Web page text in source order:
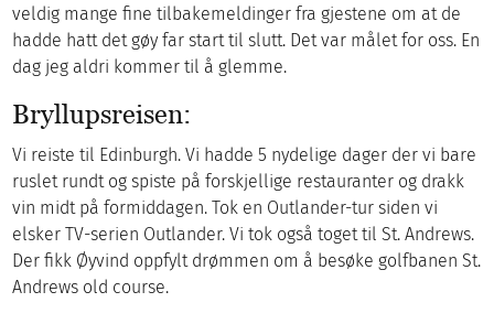
veldig mange fine tilbakemeldinger fra gjestene om at de
hadde hatt det gøy far start til slutt. Det var målet for oss. En
dag jeg aldri kommer til å glemme.
Bryllupsreisen:
Vi reiste til Edinburgh. Vi hadde 5 nydelige dager der vi bare
ruslet rundt og spiste på forskjellige restauranter og drakk
vin midt på formiddagen. Tok en Outlander-tur siden vi
elsker TV-serien Outlander. Vi tok også toget til St. Andrews.
Der fikk Øyvind oppfylt drømmen om å besøke golfbanen St.
Andrews old course.